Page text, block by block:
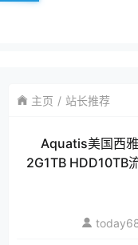
主页 站长推荐
Aquatis美国西
2G1TB HDD10TB